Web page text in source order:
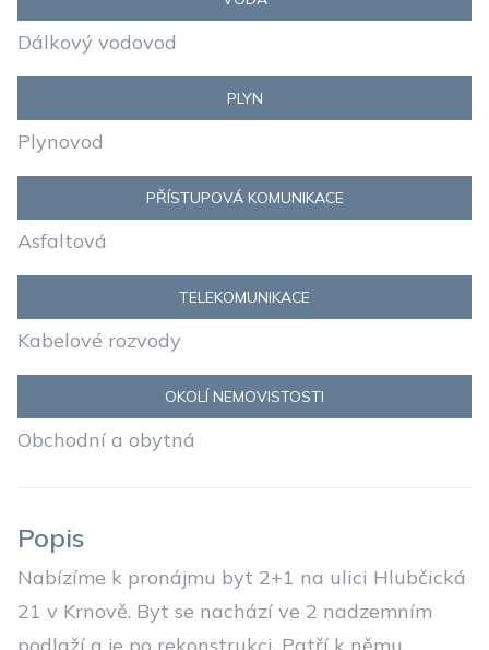
Dálkový vodovod
PLYN
Plynovod
PŘÍSTUPOVÁ KOMUNIKACE
Asfaltová
TELEKOMUNIKACE
Kabelové rozvody
OKOLÍ NEMOVISTOSTI
Obchodní a obytná
Popis
Nabízíme k pronájmu byt 2+1 na ulici Hlubčická
21 v Krnově. Byt se nachází ve 2 nadzemním
podlaží a je po rekonstrukci. Patří k němu